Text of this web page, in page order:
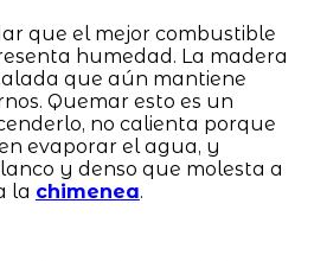
que el mejor combustible
humedad. La madera
que aún mantiene
Quemar esto es un
no calienta porque
evaporar el agua, y
y denso que molesta a
la chimenea.